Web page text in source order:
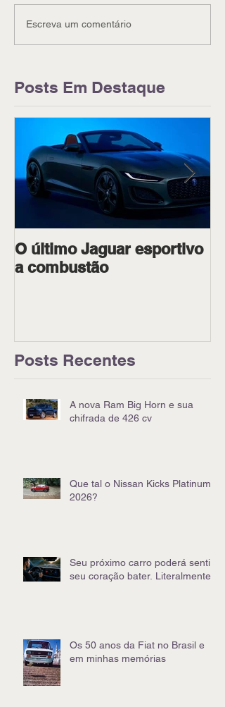
Escreva um comentário
Posts Em Destaque
O último Jaguar esportivo
a combustão
Posts Recentes
A nova Ram Big Horn e sua
chifrada de 426 cv
Que tal o Nissan Kicks Platinum
2026?
Seu próximo carro poderá sentir
seu coração bater. Literalmente
Os 50 anos da Fiat no Brasil e
em minhas memórias